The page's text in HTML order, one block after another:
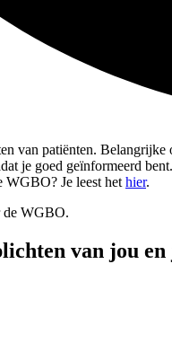
van patiënten.
je goed geïnformeerd
WGBO? Je leest het hier.
de WGBO.
van jou